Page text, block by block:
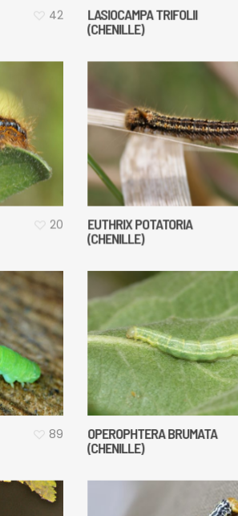
42
LASIOCAMPA TRIFOLII
(CHENILLE)
20
EUTHRIX POTATORIA
(CHENILLE)
89
OPEROPHTERA BRUMATA
(CHENILLE)